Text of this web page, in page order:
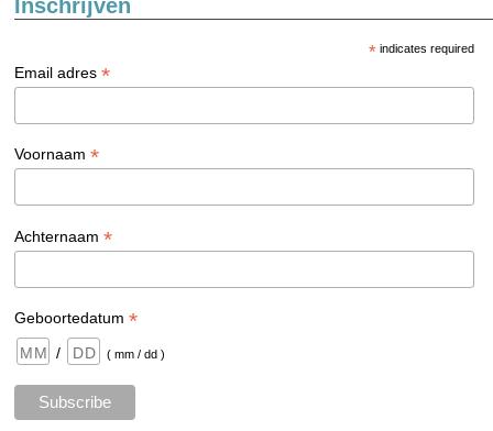
Inschrijven
*indicates required
Email adres*
Voornaam*
Achternaam*
Geboortedatum*
/ ( mm / dd )